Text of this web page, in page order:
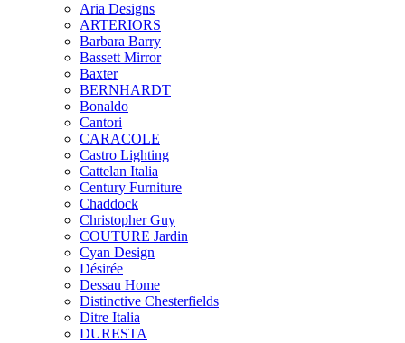
Aria Designs
ARTERIORS
Barbara Barry
Bassett Mirror
Baxter
BERNHARDT
Bonaldo
Cantori
CARACOLE
Castro Lighting
Cattelan Italia
Century Furniture
Chaddock
Christopher Guy
COUTURE Jardin
Cyan Design
Désirée
Dessau Home
Distinctive Chesterfields
Ditre Italia
DURESTA